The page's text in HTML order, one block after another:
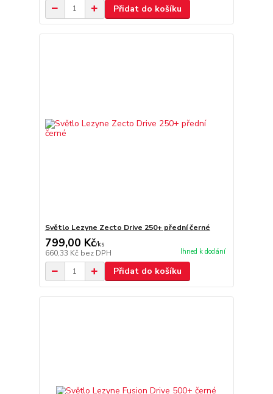
Přidat do košíku
Světlo Lezyne Zecto Drive 250+ přední černé
799,00 Kč/ks
660,33 Kč bez DPH Ihned k dodání
Přidat do košíku